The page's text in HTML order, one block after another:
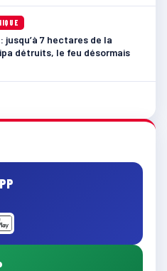
jusqu’à 7 hectares de la
détruits, le feu désormais